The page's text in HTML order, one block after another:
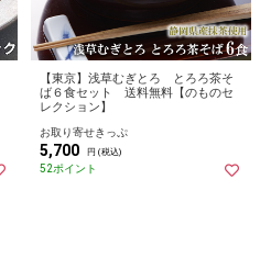
【東京】浅草むぎとろ とろろ茶そ
ば６食セット 送料無料【のものセ
レクション】
お取り寄せきっぷ
5,700 円 (税込)
52ポイント